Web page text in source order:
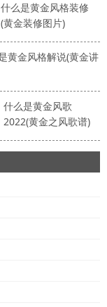
什么是黄金风格装修
(黄金装修图片)
黄金风格解说(黄金讲
什么是黄金风歌
2022(黄金之风歌谱)